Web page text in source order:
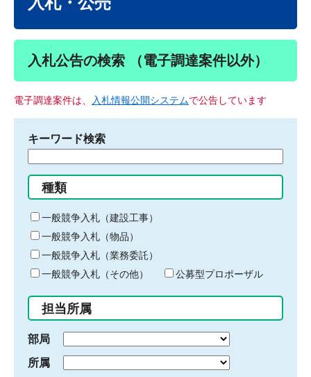
入札公告の検索 （電子調達案件以外）
電子調達案件は、 入札情報公開システムで公告しています
キーワード検索
る
キ
ー
ワ
ー
ド
入
力
種類
一般競争入札（建設工事）
一般競争入札（物品）
一般競争入札（業務委託）
一般競争入札（その他）
公募型プロポーザル
担当所属
部局
所属